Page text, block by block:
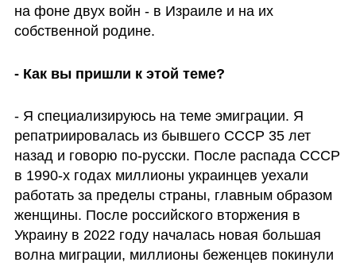
на фоне двух войн - в Израиле и на их
собственной родине.
- Как вы пришли к этой теме?
- Я специализируюсь на теме эмиграции. Я
репатриировалась из бывшего СССР 35 лет
назад и говорю по-русски. После распада СССР
в 1990-х годах миллионы украинцев уехали
работать за пределы страны, главным образом
женщины. После российского вторжения в
Украину в 2022 году началась новая большая
волна миграции, миллионы беженцев покинули